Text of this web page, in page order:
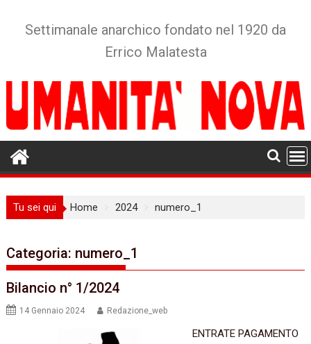
Settimanale anarchico fondato nel 1920 da
Errico Malatesta
Tu sei qui Home 2024 numero_1
Categoria: numero_1
Bilancio n° 1/2024
14 Gennaio 2024 Redazione_web
ENTRATE PAGAMENTO